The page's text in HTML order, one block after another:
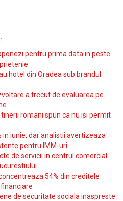
pentru prima data in peste
hotel din Oradea sub brandul
a trecut de evaluarea pe
romani spun ca nu isi permit
in iunie, dar analistii avertizeaza
pentru IMM-uri
de servicii in centrul comercial
54% din creditele
de securitate sociala inaspreste